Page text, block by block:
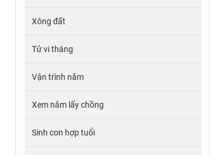
Xông đất
Tử vi tháng
Vận trình năm
Xem năm lấy chồng
Sinh con hợp tuổi